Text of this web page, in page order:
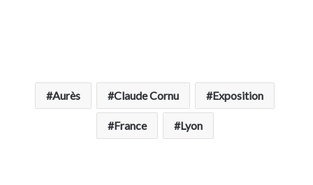
Aurès Claude Cornu Exposition
France Lyon